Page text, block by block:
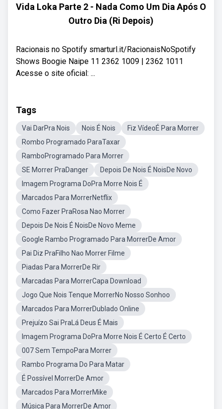
Vida Loka Parte 2 - Nada Como Um Dia Após O
Outro Dia (Ri Depois)
Racionais no Spotify smarturl.it/RacionaisNoSpotify
Shows Boogie Naipe 11 2362 1009 | 2362 1011
Acesse o site oficial: ...
Tags
Vai DarPra Nois Nois É Nois
Fiz VídeoÉ Para Morrer
Rombo Programado ParaTaxar
RamboProgramado Para Morrer
SE Morrer PraDanger
Depois De Nois É NoisDe Novo
Imagem Programa DoPra Morre Nois É
Marcados Para MorrerNetflix
Como Fazer PraRosa Nao Morrer
Depois De Nois É NoisDe Novo Meme
Google Rambo Programado Para MorrerDe Amor
Pai Diz PraFilho Nao Morrer Filme
Piadas Para MorrerDe Rir
Marcadas Para MorrerCapa Download
Jogo Que Nois Tenque MorrerNo Nosso Sonhoo
Marcados Para MorrerDublado Online
Prejuízo Sai PraLá Deus É Mais
Imagem Programa DoPra Morre Nois É Certo É Certo
007 Sem TempoPara Morrer
Rambo Programa Do Para Matar
É Possível MorrerDe Amor
Marcados Para MorrerMike
Música Para MorrerDe Amor